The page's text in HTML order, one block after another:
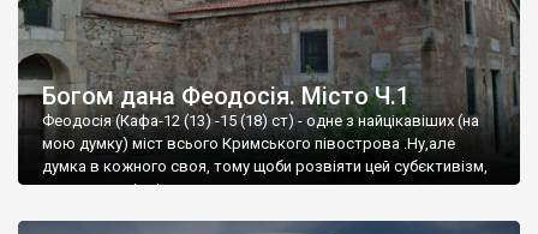
Богом дана Феодосія. Місто Ч.1
Феодосія (Кафа-12 (13) -15 (18) ст) - одне з найцікавіших (на
мою думку) міст всього Кримського півострова .Ну,але
думка в кожного своя, тому щоби розвіяти цей субєктивізм,
запрошую відвідати це